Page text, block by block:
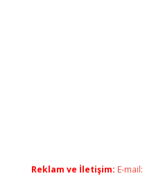
Reklam ve İletişim: E-mail: